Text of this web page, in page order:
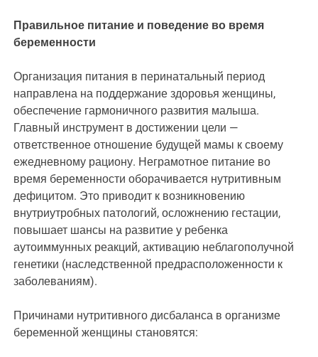
Правильное питание и поведение во время
беременности
Организация питания в перинатальный период
направлена на поддержание здоровья женщины,
обеспечение гармоничного развития малыша.
Главный инструмент в достижении цели —
ответственное отношение будущей мамы к своему
ежедневному рациону. Неграмотное питание во
время беременности оборачивается нутритивным
дефицитом. Это приводит к возникновению
внутриутробных патологий, осложнению гестации,
повышает шансы на развитие у ребенка
аутоиммунных реакций, активацию неблагополучной
генетики (наследственной предрасположенности к
заболеваниям).
Причинами нутритивного дисбаланса в организме
беременной женщины становятся: